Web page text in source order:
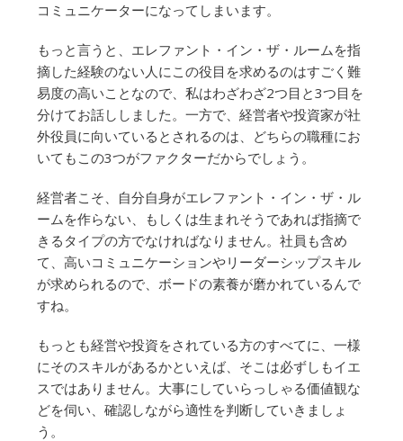
コミュニケーターになってしまいます。
もっと言うと、エレファント・イン・ザ・ルームを指
摘した経験のない人にこの役目を求めるのはすごく難
易度の高いことなので、私はわざわざ2つ目と3つ目を
分けてお話ししました。一方で、経営者や投資家が社
外役員に向いているとされるのは、どちらの職種にお
いてもこの3つがファクターだからでしょう。
経営者こそ、自分自身がエレファント・イン・ザ・ル
ームを作らない、もしくは生まれそうであれば指摘で
きるタイプの方でなければなりません。社員も含め
て、高いコミュニケーションやリーダーシップスキル
が求められるので、ボードの素養が磨かれているんで
すね。
もっとも経営や投資をされている方のすべてに、一様
にそのスキルがあるかといえば、そこは必ずしもイエ
スではありません。大事にしていらっしゃる価値観な
どを伺い、確認しながら適性を判断していきましょ
う。